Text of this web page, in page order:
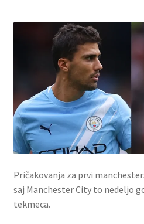
Pričakovanja za prvi
saj Manchester City to nedeljo
tekmeca.